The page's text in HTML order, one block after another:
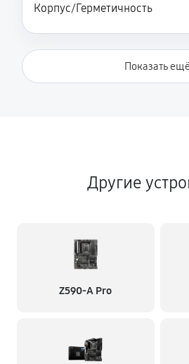
Корпус/Герметичность
Показать ещё
Другие
Z590-A Pro